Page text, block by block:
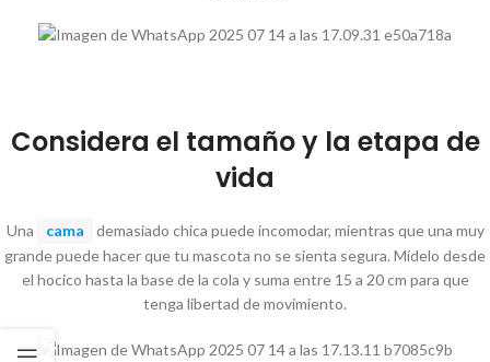
Considera el tamaño y la etapa de
vida
Una cama
demasiado chica puede incomodar, mientras que una muy
grande puede hacer que tu mascota no se sienta segura. Mídelo desde
el hocico hasta la base de la cola y suma entre 15 a 20 cm para que
tenga libertad de movimiento.